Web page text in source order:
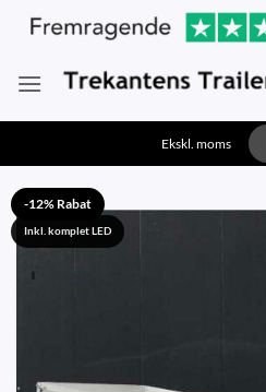
Fortsæt
Ekskl. moms
-12% Rabat
Inkl. komplet LED